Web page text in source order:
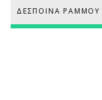
ΔΕΣΠΟΙΝΑ ΡΑΜΜΟΥ